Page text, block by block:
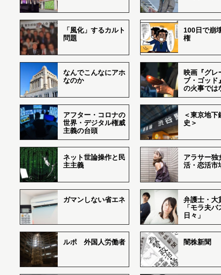
「風化」するカルト
問題
100日で崩
権
なんでこんなにアホ
なのか
映画『グレ
ブ・ゴッド
の火事では
アフター・コロナの
世界・デジタル権威
主義の台頭
＜東京地下
史＞
ネット世論操作と民
主主義
アラサー独
活・恋活市
ガマンしない省エネ
弁護士・大
「モラ夫
日々」
ルポ 外国人労働者 闇株新聞